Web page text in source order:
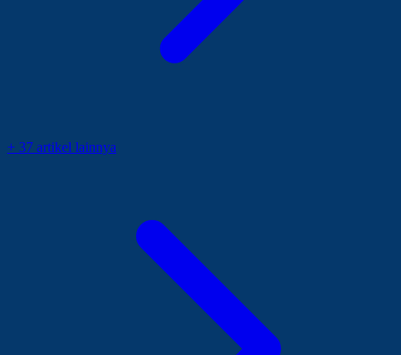
+ 37 artikel lainnya